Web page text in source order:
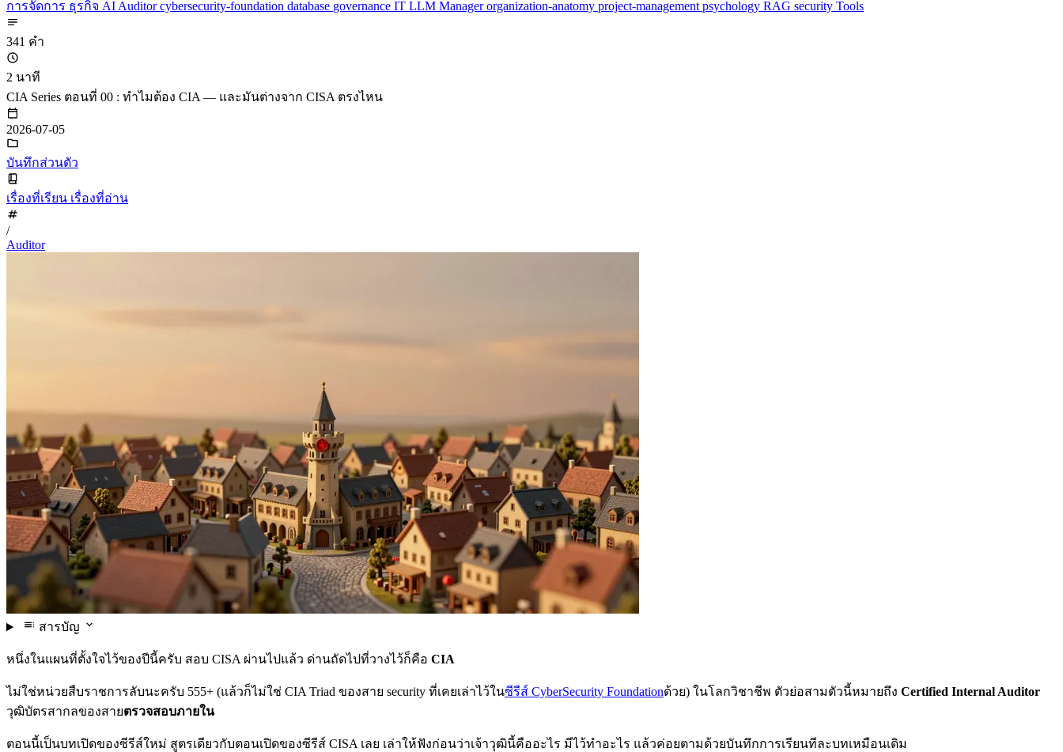
การจัดการ ธุรกิจ AI Auditorcybersecurity-foundation database governance IT LLM Managerorganization-anatomy project-management psychology RAG security Tools
341 คำ
2 นาที
CIA Series ตอนที่ 00 : ทำไมต้อง CIA — และมันต่างจาก CISA ตรงไหน
2026-07-05
บันทึกส่วนตัว
เรื่องที่เรียน เรื่องที่อ่าน
/
Auditor
สารบัญ
หนึ่งในแผนที่ตั้งใจไว้ของปีนี้ครับ สอบ CISA ผ่านไปแล้ว ด่านถัดไปที่วางไว้ก็คือ CIA
ไม่ใช่หน่วยสืบราชการลับนะครับ 555+ (แล้วก็ไม่ใช่ CIA Triad ของสาย security ที่เคยเล่าไว้ในซีรีส์ CyberSecurity Foundationด้วย) ในโลกวิชาชีพ ตัวย่อสามตัวนี้หมายถึง Certified Internal Auditor
วุฒิบัตรสากลของสายตรวจสอบภายใน
ตอนนี้เป็นบทเปิดของซีรีส์ใหม่ สูตรเดียวกับตอนเปิดของซีรีส์ CISA เลย เล่าให้ฟังก่อนว่าเจ้าวุฒินี้คืออะไร มีไว้ทำอะไร แล้วค่อยตามด้วยบันทึกการเรียนทีละบทเหมือนเดิม